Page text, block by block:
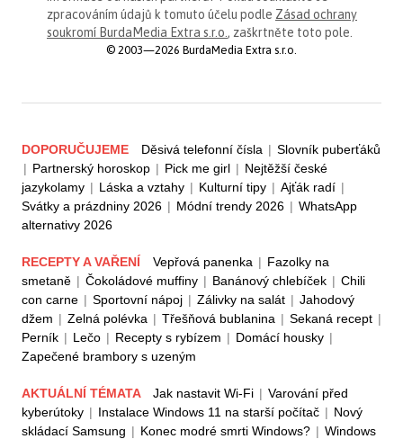
zpracováním údajů k tomuto účelu podle Zásad ochrany
soukromí BurdaMedia Extra s.r.o. , zaškrtněte toto pole.
© 2003—2026 BurdaMedia Extra s.r.o.
DOPORUČUJEME Děsivá telefonní čísla | Slovník puberťáků
| Partnerský horoskop | Pick me girl | Nejtěžší české
jazykolamy | Láska a vztahy | Kulturní tipy | Ajťák radí |
Svátky a prázdniny 2026 | Módní trendy 2026 | WhatsApp
alternativy 2026
RECEPTY A VAŘENÍ Vepřová panenka | Fazolky na
smetaně | Čokoládové muffiny | Banánový chlebíček | Chili
con carne | Sportovní nápoj | Zálivky na salát | Jahodový
džem | Zelná polévka | Třešňová bublanina | Sekaná recept |
Perník | Lečo | Recepty s rybízem | Domácí housky |
Zapečené brambory s uzeným
AKTUÁLNÍ TÉMATA Jak nastavit Wi-Fi | Varování před
kyberútoky | Instalace Windows 11 na starší počítač | Nový
skládací Samsung | Konec modré smrti Windows? | Windows